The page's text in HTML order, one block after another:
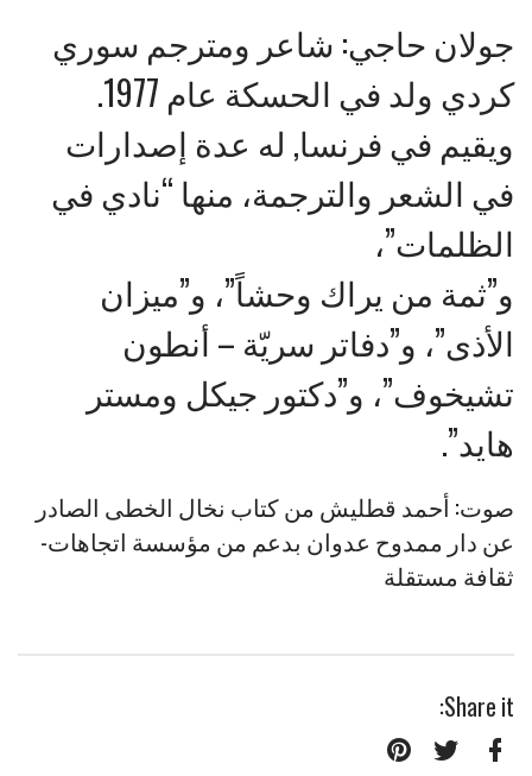
جولان حاجي: شاعر ومترجم سوري
كردي ولد في الحسكة عام 1977.
ويقيم في فرنسا, له عدة إصدارات
في الشعر والترجمة، منها “نادي في
الظلمات”،
و”ثمة من يراك وحشاً”، و”ميزان
الأذى”، و”دفاتر سريّة – أنطون
تشيخوف”، و”دكتور جيكل ومستر
هايد”.
صوت: أحمد قطليش من كتاب نخال الخطى الصادر
عن دار ممدوح عدوان بدعم من مؤسسة اتجاهات-
ثقافة مستقلة
Share it: